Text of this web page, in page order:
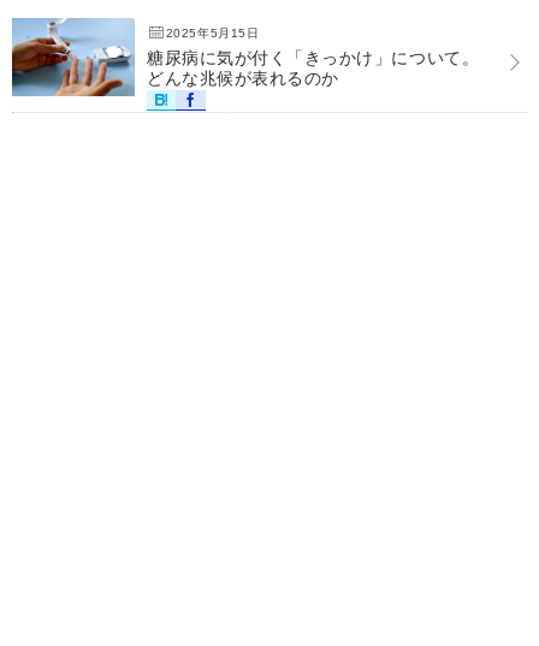
2025年5月15日
糖尿病に気が付く「きっかけ」について。
どんな兆候が表れるのか